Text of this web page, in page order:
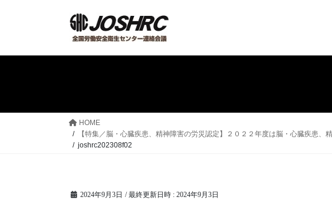
HOME
【特集／脳・心臓疾患、精神障害の労災認定】２０２２年度は脳・心臓疾患
joshrc202308f02
2024年9月3日 / 最終更新日時 : 2024年9月3日